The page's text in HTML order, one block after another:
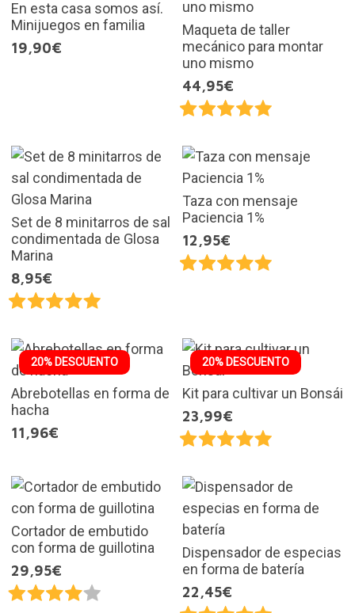
En esta casa somos así.
Minijuegos en familia
19,90€
Maqueta de taller
mecánico para montar
uno mismo
44,95€
Set de 8 minitarros de sal
condimentada de Glosa
Marina
8,95€
Taza con mensaje
Paciencia 1%
12,95€
20% DESCUENTO
Abrebotellas en forma de
hacha
11,96€
20% DESCUENTO
Kit para cultivar un Bonsái
23,99€
Cortador de embutido
con forma de guillotina
29,95€
Dispensador de especias
en forma de batería
22,45€